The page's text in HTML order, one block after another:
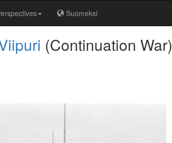
Suomeksi
(Continuation War)